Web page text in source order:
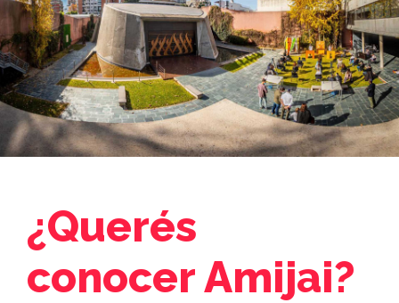
¿Querés
conocer Amijai?